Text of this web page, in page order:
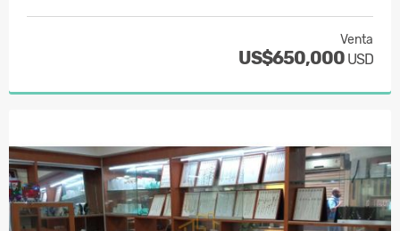
Venta
US$650,000 USD